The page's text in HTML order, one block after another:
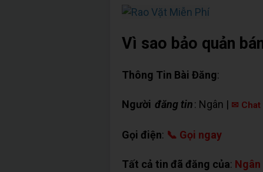
Vì sao bảo quản
Thông Tin Bài Đăng:
Người đăng tin: Ngân | ✉ Chat
Gọi điện: 📞 Gọi ngay
Tất cả tin đã đăng của: